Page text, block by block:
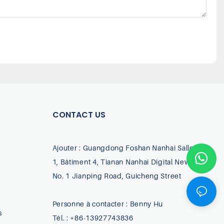
CONTACT US
Ajouter : Guangdong Foshan Nanhai Salle 603-
1, Bâtiment 4, Tianan Nanhai Digital New Town,
No. 1 Jianping Road, Guicheng Street
Personne à contacter : Benny Hu
Tél. : +86-13927743836